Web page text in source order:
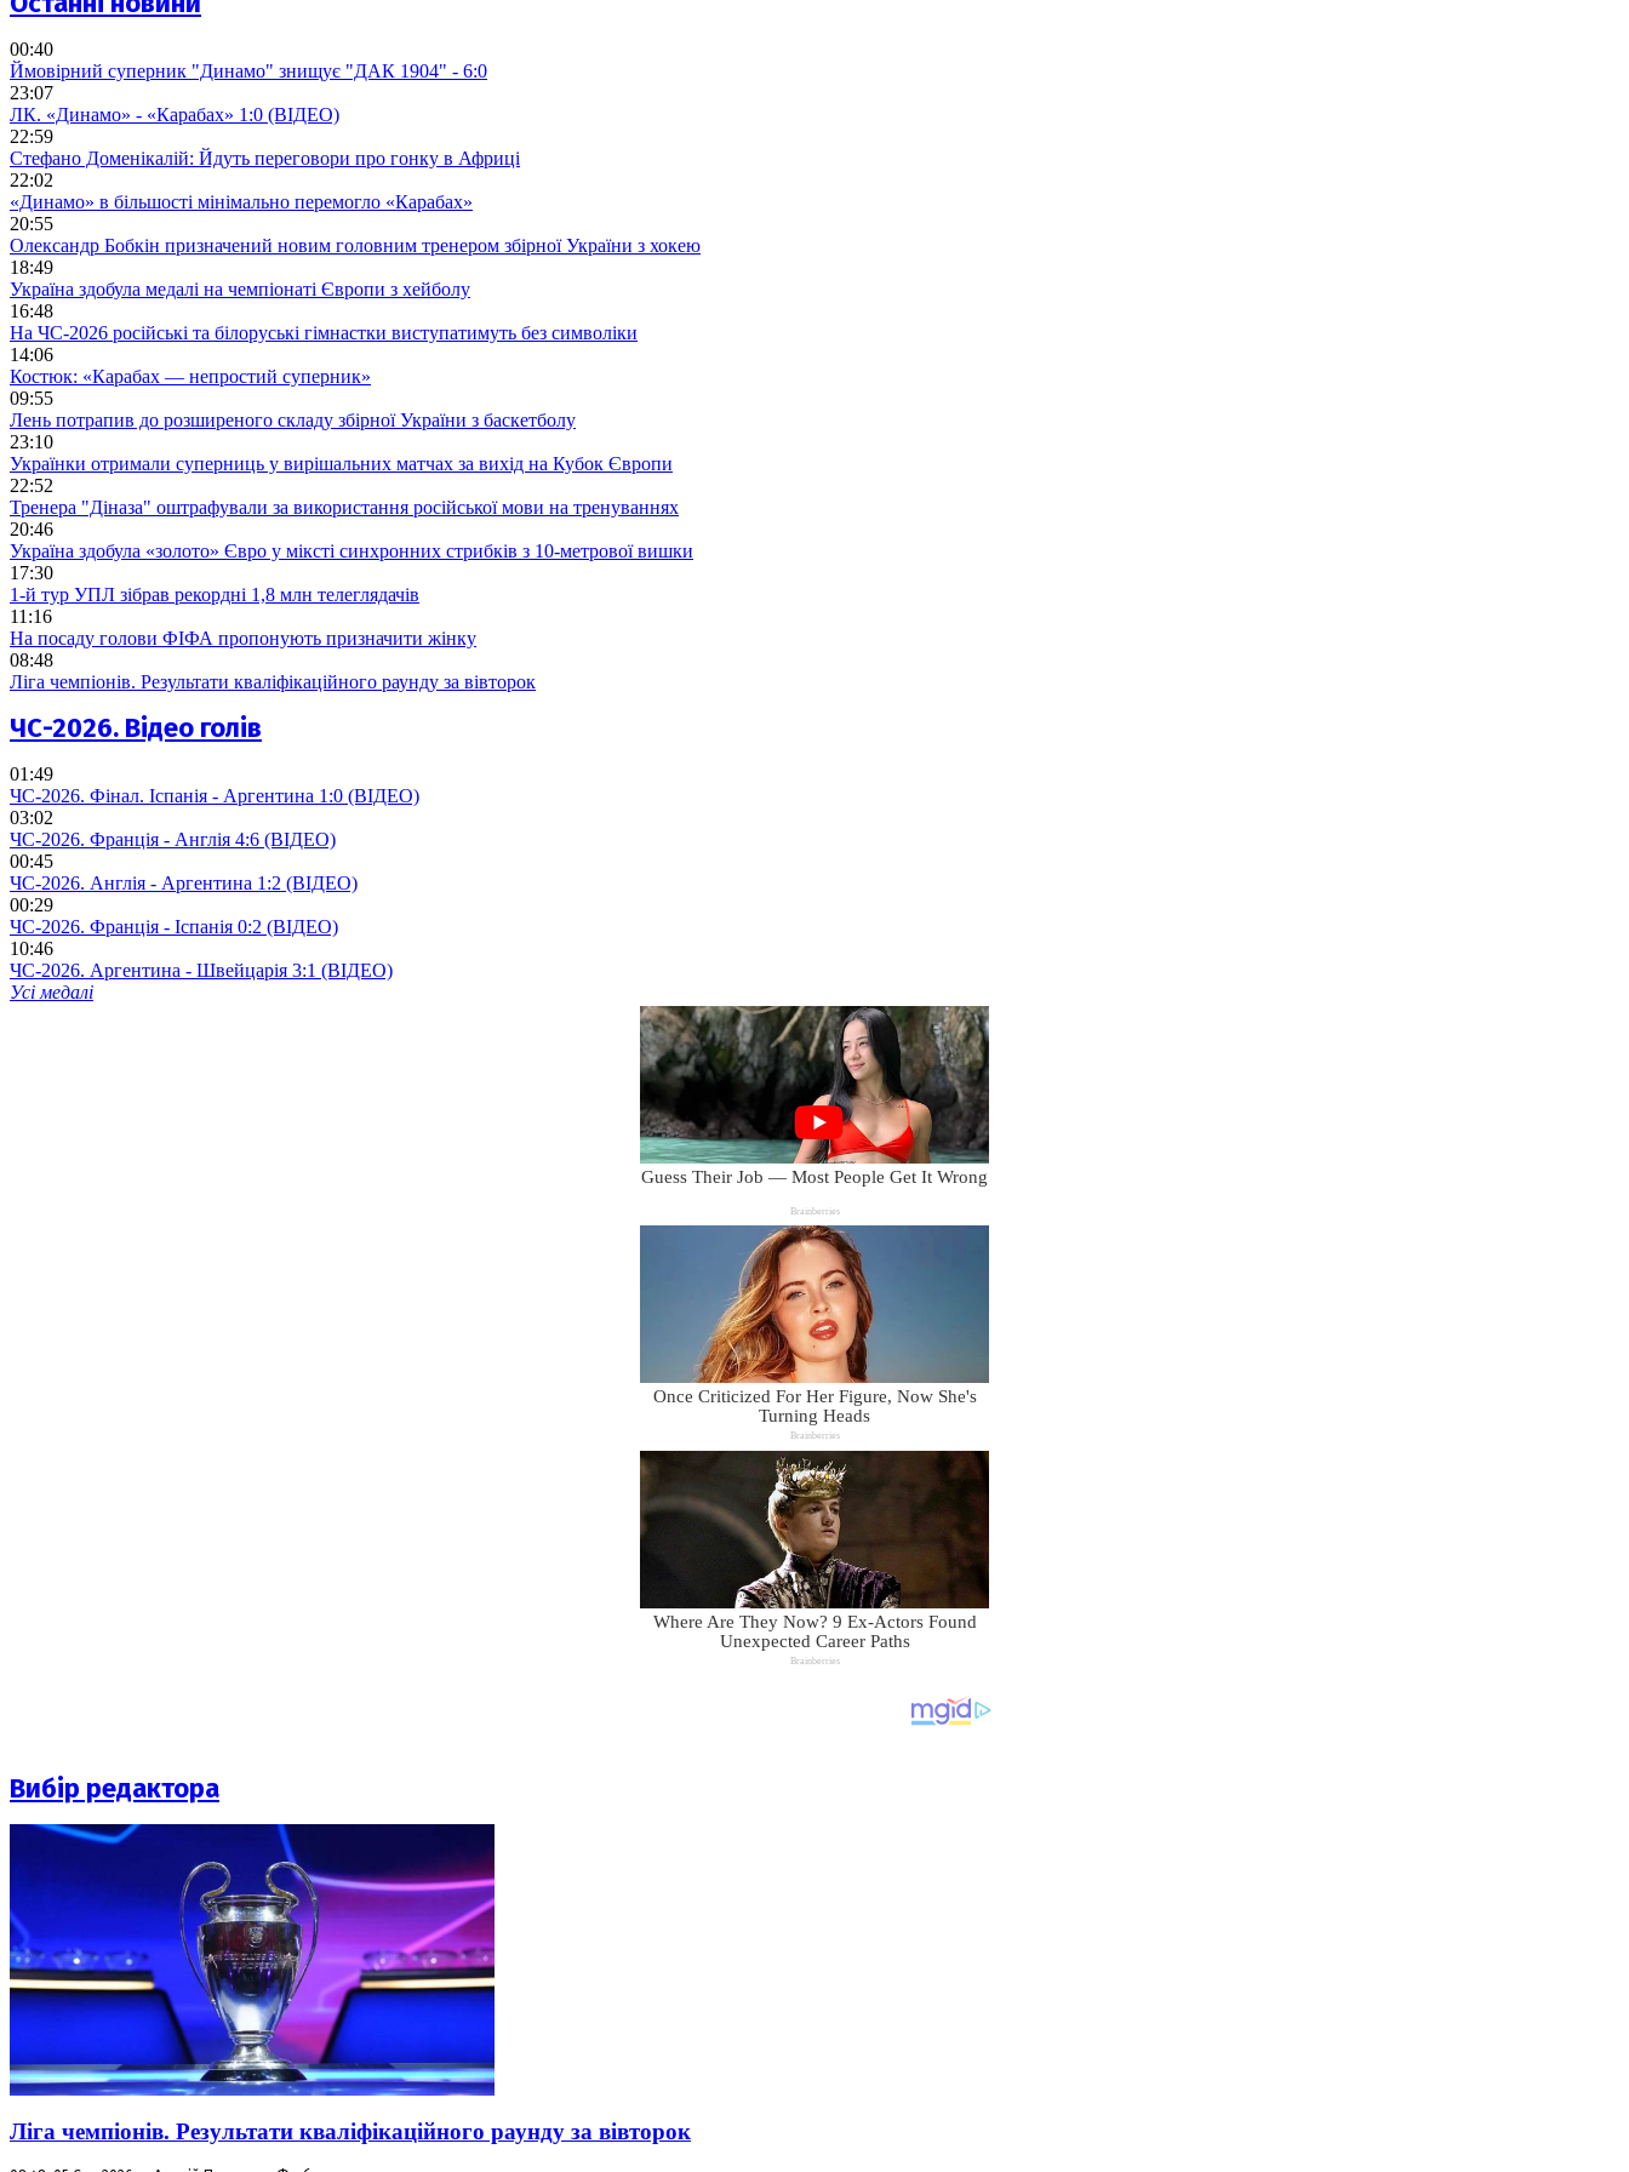
00:40
Ймовірний суперник "Динамо" знищує "ДАК 1904" - 6:0
23:07
ЛК. «Динамо» - «Карабах» 1:0 (ВІДЕО)
22:59
Стефано Доменікалій: Йдуть переговори про гонку в Африці
22:02
«Динамо» в більшості мінімально перемогло «Карабах»
20:55
Олександр Бобкін призначений новим головним тренером збірної України з хокею
18:49
Україна здобула медалі на чемпіонаті Європи з хейболу
16:48
На ЧС-2026 російські та білоруські гімнастки виступатимуть без символіки
14:06
Костюк: «Карабах — непростий суперник»
09:55
Лень потрапив до розширеного складу збірної України з баскетболу
23:10
Українки отримали суперниць у вирішальних матчах за вихід на Кубок Європи
22:52
Тренера "Діназа" оштрафували за використання російської мови на тренуваннях
20:46
Україна здобула «золото» Євро у міксті синхронних стрибків з 10-метрової вишки
17:30
1-й тур УПЛ зібрав рекордні 1,8 млн телеглядачів
11:16
На посаду голови ФІФА пропонують призначити жінку
08:48
Ліга чемпіонів. Результати кваліфікаційного раунду за вівторок
ЧС-2026. Відео голів
01:49
ЧС-2026. Фінал. Іспанія - Аргентина 1:0 (ВІДЕО)
03:02
ЧС-2026. Франція - Англія 4:6 (ВІДЕО)
00:45
ЧС-2026. Англія - Аргентина 1:2 (ВІДЕО)
00:29
ЧС-2026. Франція - Іспанія 0:2 (ВІДЕО)
10:46
ЧС-2026. Аргентина - Швейцарія 3:1 (ВІДЕО)
Усі медалі
Вибір редактора
Ліга чемпіонів. Результати кваліфікаційного раунду за вівторок